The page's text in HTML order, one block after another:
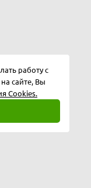
работу с
сайте, Вы
Cookies.